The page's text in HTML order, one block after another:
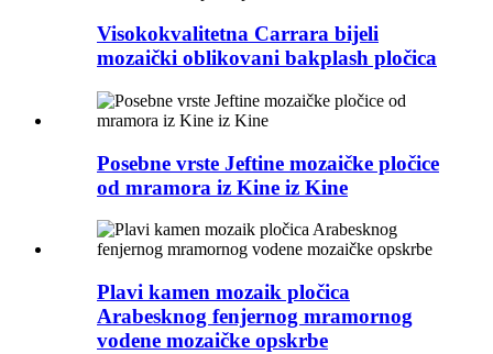
Visokokvalitetna Carrara bijeli
mozaički oblikovani bakplash pločica
Posebne vrste Jeftine mozaičke pločice
od mramora iz Kine iz Kine
Plavi kamen mozaik pločica
Arabesknog fenjernog mramornog
vodene mozaičke opskrbe